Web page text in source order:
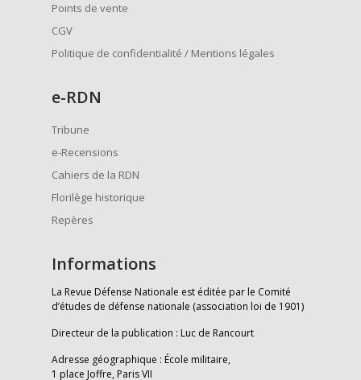
Points de vente
CGV
Politique de confidentialité / Mentions légales
e-RDN
Tribune
e-Recensions
Cahiers de la RDN
Florilège historique
Repères
Informations
La Revue Défense Nationale est éditée par le Comité
d’études de défense nationale (association loi de 1901)
Directeur de la publication : Luc de Rancourt
Adresse géographique : École militaire,
1 place Joffre, Paris VII